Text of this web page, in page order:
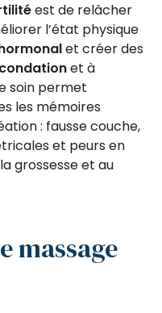
est de relâcher
l’état physique
et créer des
et à
soin permet
les mémoires
: fausse couche,
et peurs en
grossesse et au
massage